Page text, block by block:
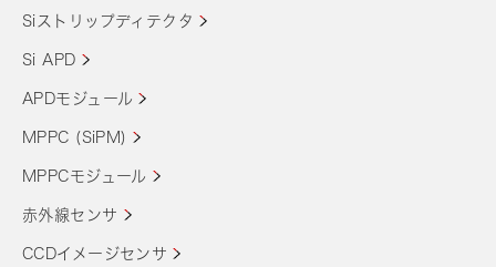
Siストリップディテクタ
Si APD
APDモジュール
MPPC (SiPM)
MPPCモジュール
赤外線センサ
CCDイメージセンサ